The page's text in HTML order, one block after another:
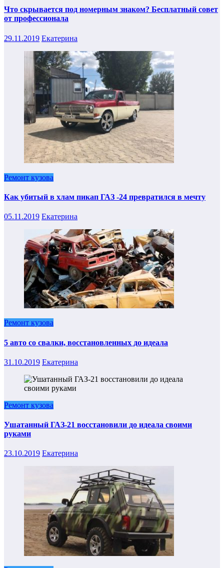
Что скрывается под номерным знаком? Бесплатный совет
от профессионала
29.11.2019 Екатерина
Ремонт кузова
Как убитый в хлам пикап ГАЗ -24 превратился в мечту
05.11.2019 Екатерина
Ремонт кузова
5 авто со свалки, восстановленных до идеала
31.10.2019 Екатерина
Ремонт кузова
Ушатанный ГАЗ-21 восстановили до идеала своими
руками
23.10.2019 Екатерина